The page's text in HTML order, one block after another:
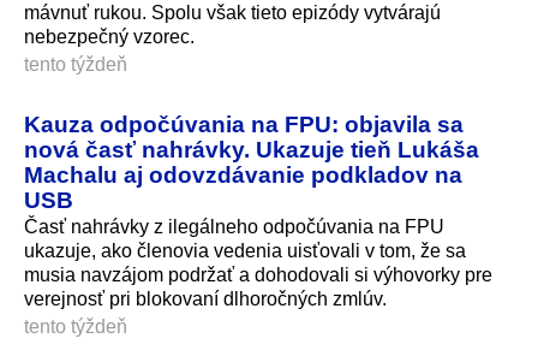
mávnuť rukou. Spolu však tieto epizódy vytvárajú
nebezpečný vzorec.
tento týždeň
Kauza odpočúvania na FPU: objavila sa
nová časť nahrávky. Ukazuje tieň Lukáša
Machalu aj odovzdávanie podkladov na
USB
Časť nahrávky z ilegálneho odpočúvania na FPU
ukazuje, ako členovia vedenia uisťovali v tom, že sa
musia navzájom podržať a dohodovali si výhovorky pre
verejnosť pri blokovaní dlhoročných zmlúv.
tento týždeň